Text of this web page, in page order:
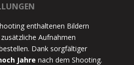
enthaltenen Bildern
zusätzliche Aufnahmen
Dank sorgfältiger
Jahre nach dem Shooting.